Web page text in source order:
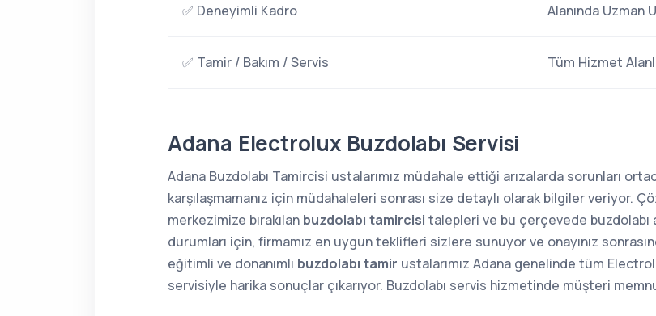
✅ Deneyimli Kadro Alanında Uzman
✅ Tamir / Bakım / Servis Tüm Hizmet
Adana Electrolux Buzdolabı Servisi
Adana Buzdolabı Tamircisi ustalarımız müdahale ettiği arızalarda sorunları
karşılaşmamanız için müdahaleleri sonrası size detaylı olarak bilgiler veriyor.
merkezimize bırakılan buzdolabı tamircisi talepleri ve bu çerçevede buzdolabı
durumları için, firmamız en uygun teklifleri sizlere sunuyor ve onayınız
eğitimli ve donanımlı buzdolabı tamir ustalarımız Adana genelinde tüm
servisiyle harika sonuçlar çıkarıyor. Buzdolabı servis hizmetinde müşteri